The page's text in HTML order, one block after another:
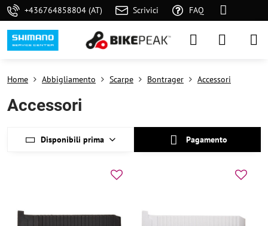
+436764858804 (AT) Scrivici FAQ
Home Abbigliamento Scarpe Bontrager Accessori
Accessori
Disponibili prima Pagamento